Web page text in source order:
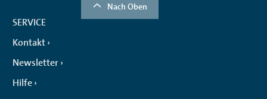
Nach Oben
SERVICE
Kontakt
Newsletter
Hilfe